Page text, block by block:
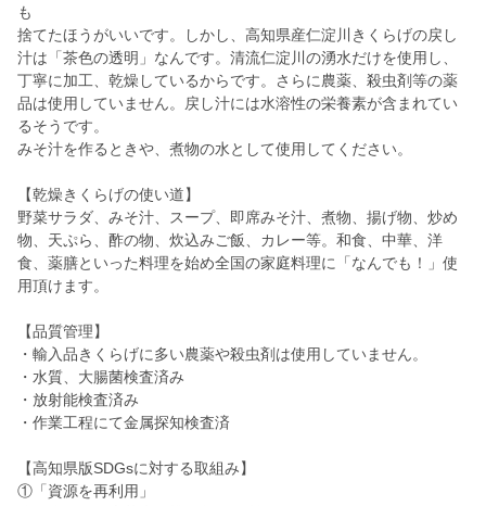
も
捨てたほうがいいです。しかし、高知県産仁淀川きくらげの戻し
汁は「茶色の透明」なんです。清流仁淀川の湧水だけを使用し、
丁寧に加工、乾燥しているからです。さらに農薬、殺虫剤等の薬
品は使用していません。戻し汁には水溶性の栄養素が含まれてい
るそうです。
みそ汁を作るときや、煮物の水として使用してください。
【乾燥きくらげの使い道】
野菜サラダ、みそ汁、スープ、即席みそ汁、煮物、揚げ物、炒め
物、天ぷら、酢の物、炊込みご飯、カレー等。和食、中華、洋
食、薬膳といった料理を始め全国の家庭料理に「なんでも！」使
用頂けます。
【品質管理】
・輸入品きくらげに多い農薬や殺虫剤は使用していません。
・水質、大腸菌検査済み
・放射能検査済み
・作業工程にて金属探知検査済
【高知県版SDGsに対する取組み】
①「資源を再利用」